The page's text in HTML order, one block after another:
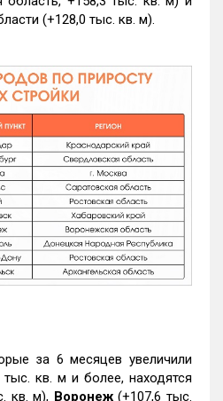
(+128,0 тыс. кв. м).
за 6 месяцев увеличили
кв. м и более, находятся
кв. м), Воронеж(+107,6 тыс.